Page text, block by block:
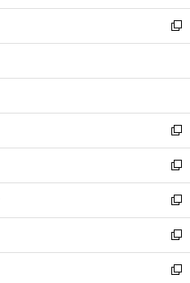
ウ
で
開
ン
ド
ウ
開
ウ
ィ
ン
ウ
開
く
し
い
ウ
ン
ウ
で
開
く
新
し
ウ
ン
ド
ウ
で
開
く
新
し
い
ウ
ィ
ン
ド
ウ
で
新
し
い
ウ
ィ
ン
ド
新
し
い
ウ
ィ
新
し
い
新